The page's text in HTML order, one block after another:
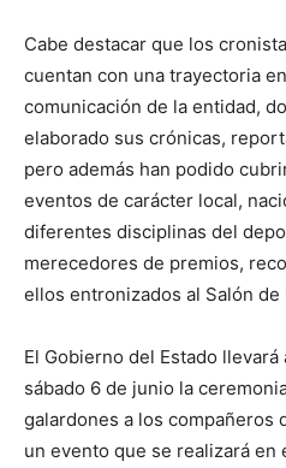
Cabe destacar que los
cuentan con una trayectoria
comunicación de la entidad,
elaborado sus crónicas,
pero además han podido
eventos de carácter local,
diferentes disciplinas del
merecedores de premios,
ellos entronizados al Salón de
El Gobierno del Estado
sábado 6 de junio la
galardones a los compañeros
un evento que se realizará en